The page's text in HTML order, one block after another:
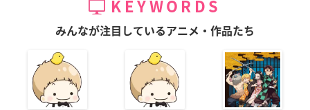
KEYWORDS
みんなが注目しているアニメ・作品たち